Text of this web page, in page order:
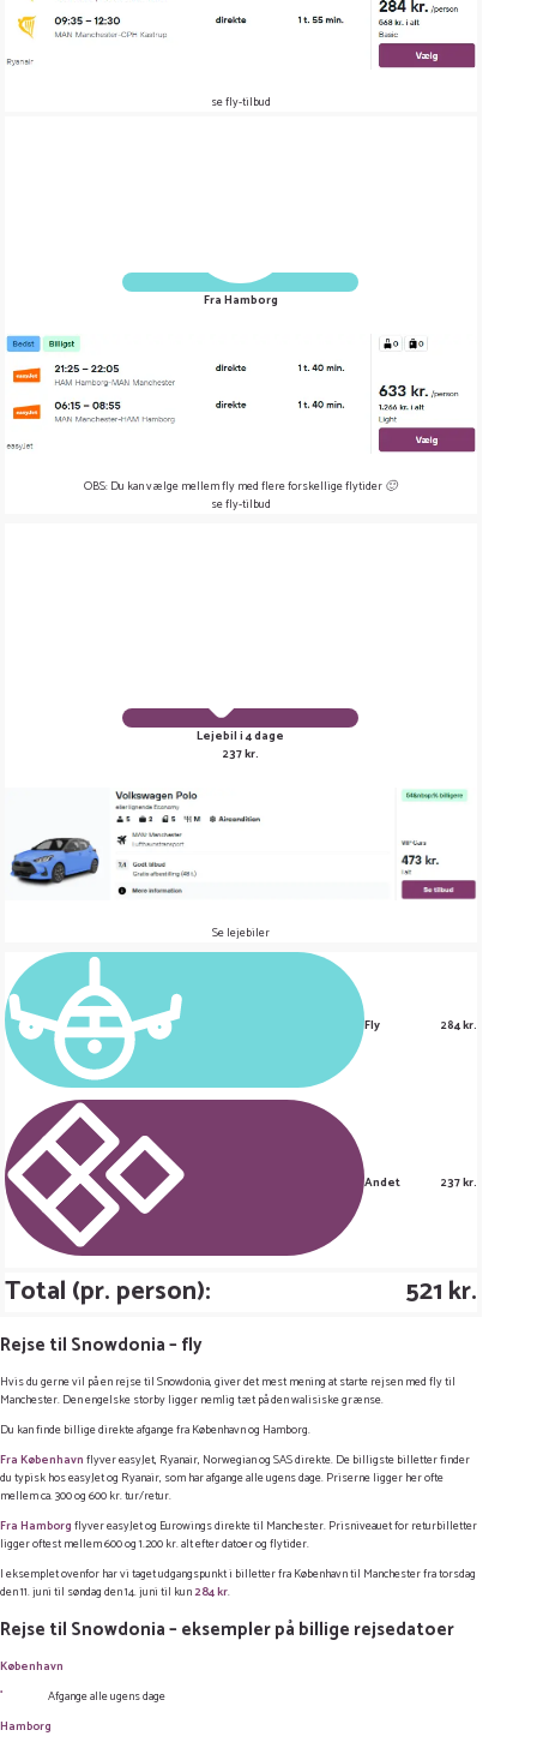
se fly-tilbud
Fra Hamborg
OBS: Du kan vælge mellem fly med flere forskellige flytider 🙂
se fly-tilbud
Lejebil i 4 dage
237 kr.
Se lejebiler
Fly 284 kr.
Andet 237 kr.
Total (pr. person): 521 kr.
Rejse til Snowdonia – fly
Hvis du gerne vil på en rejse til Snowdonia, giver det mest mening at starte rejsen med fly til
Manchester. Den engelske storby ligger nemlig tæt på den walisiske grænse.
Du kan finde billige direkte afgange fra København og Hamborg.
Fra Københavnflyver easyJet, Ryanair, Norwegian og SAS direkte. De billigste billetter finder
du typisk hos easyJet og Ryanair, som har afgange alle ugens dage. Priserne ligger her ofte
mellem ca. 300 og 600 kr. tur/retur.
Fra Hamborgflyver easyJet og Eurowings direkte til Manchester. Prisniveauet for returbilletter
ligger oftest mellem 600 og 1.200 kr. alt efter datoer og flytider.
I eksemplet ovenfor har vi taget udgangspunkt i billetter fra København til Manchester fra torsdag
den 11. juni til søndag den 14. juni til kun284 kr.
Rejse til Snowdonia – eksempler på billige rejsedatoer
København
Afgange alle ugens dage
Hamborg